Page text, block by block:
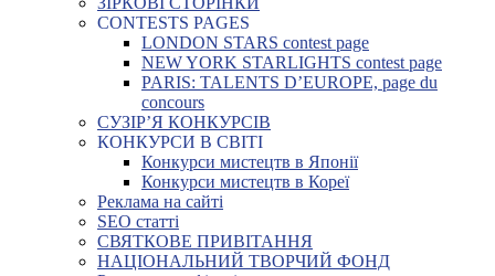
CONTESTS PAGES
LONDON STARS contest page
NEW YORK STARLIGHTS contest page
PARIS: TALENTS D’EUROPE, page du
concours
СУЗІР’Я КОНКУРСІВ
КОНКУРСИ В СВІТІ
Конкурси мистецтв в Японії
Конкурси мистецтв в Кореї
Реклама на сайті
SEO статті
СВЯТКОВЕ ПРИВІТАННЯ
НАЦІОНАЛЬНИЙ ТВОРЧИЙ ФОНД